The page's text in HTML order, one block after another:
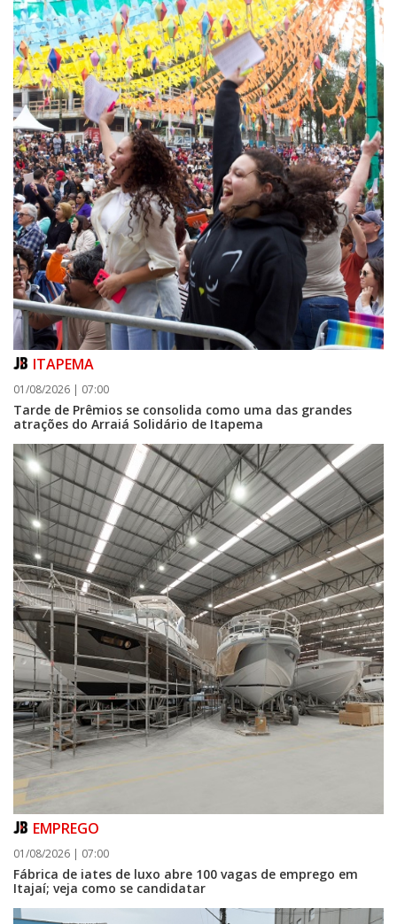
Balneário Camboriú anuncia novo concurso para Guarda Municipal
POLÍTICA
05/08/2026 | 14:41
Voz do litoral em Brasília: Joab da Pesca foca campanha na infraestrutura
e defesa dos pescadores da AMFRI
ITAPEMA
05/08/2026 | 07:00
ITAPEMA
01/08/2026 | 07:00
Tarde de Prêmios se consolida como uma das grandes
atrações do Arraiá Solidário de Itapema
EMPREGO
01/08/2026 | 07:00
Fábrica de iates de luxo abre 100 vagas de emprego em
Itajaí; veja como se candidatar